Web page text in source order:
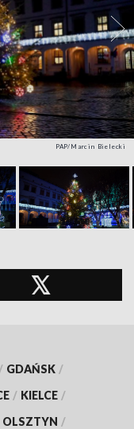
PAP/Marcin Bielecki
/ GDAŃSK /
/ KIELCE /
OLSZTYN /